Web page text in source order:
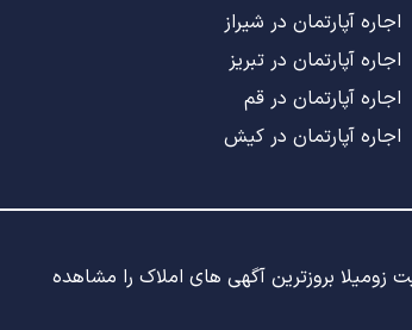
اجاره آپارتمان در شیراز
اجاره آپارتمان در تبریز
اجاره آپارتمان در قم
اجاره آپارتمان در کیش
زومیلا بروزترین آگهی های املاک را مشاهده